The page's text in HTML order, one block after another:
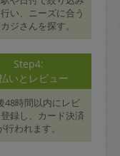
い、ニーズに合う
ジさんを探す。
Step4:
いとレビュー
48時間以内にレビ
録し、カード決済
行われます。